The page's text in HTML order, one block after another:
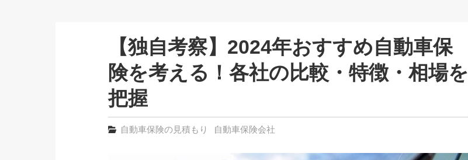
【独自考察】2024年おすすめ自動車保
険を考える！各社の比較・特徴・相場を
把握
自動車保険の見積もり 自動車保険会社